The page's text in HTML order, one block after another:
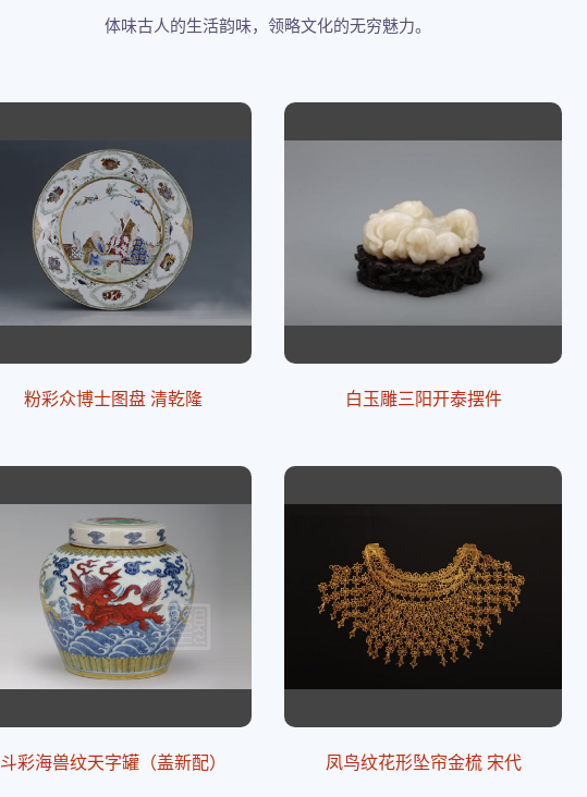
体味古人的生活韵味，领略文化的无穷魅力。
粉彩众博士图盘 清乾隆 白玉雕三阳开泰摆件
斗彩海兽纹天字罐（盖新配） 凤鸟纹花形坠帘金梳 宋代